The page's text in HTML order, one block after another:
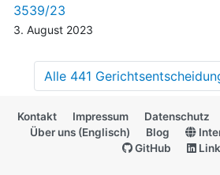
3539/23
3. August 2023
Alle 441
Kontakt Impressum Datenschutz
Über uns (Englisch)
Blog
GitHub